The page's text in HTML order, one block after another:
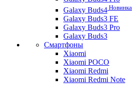
Galaxy Buds4 Новинка
Galaxy Buds3 FE
Galaxy Buds3 Pro
Galaxy Buds3
Смартфоны
Xiaomi
Xiaomi POCO
Xiaomi Redmi
Xiaomi Redmi Note